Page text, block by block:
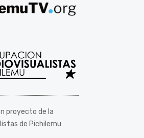
proyecto de la
de Pichilemu